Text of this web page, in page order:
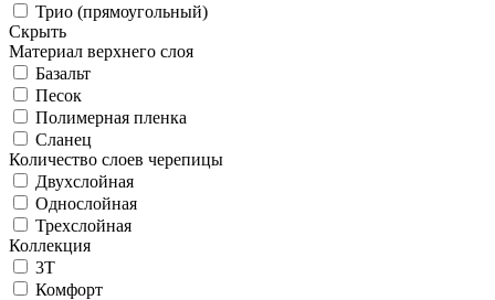
Трио (прямоугольный)
Скрыть
Материал верхнего слоя
Базальт
Песок
Полимерная пленка
Сланец
Количество слоев черепицы
Двухслойная
Однослойная
Трехслойная
Коллекция
3T
Комфорт